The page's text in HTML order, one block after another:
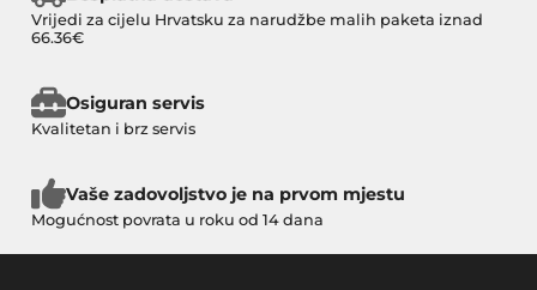
Vrijedi za cijelu Hrvatsku za narudžbe malih paketa iznad
66.36€
Osiguran servis
Kvalitetan i brz servis
Vaše zadovoljstvo je na prvom mjestu
Mogućnost povrata u roku od 14 dana